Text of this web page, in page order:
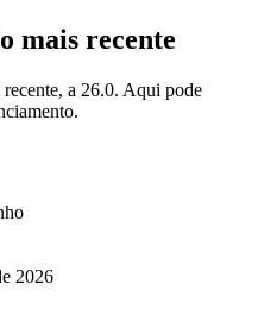
mais recente
a 26.0. Aqui pode
2026